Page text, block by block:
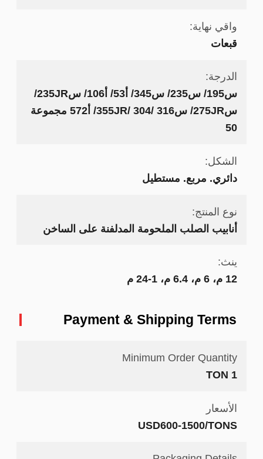
واقي نهاية:
قبعات
الدرجة:
س195/ س235/ س345/ أ53/ أ106/ س235JR/
س275JR/ س355JR/ 304/ 316/ أ572 مجموعة
50
الشكل:
دائري. مربع. مستطيل
نوع المنتج:
أنابيب الصلب الملحومة المدلفنة على الساخن
ينث:
12 م، 6 م، 6.4 م، 1-24 م
Payment & Shipping Terms
Minimum Order Quantity
1 TON
الأسعار
USD600-1500/TONS